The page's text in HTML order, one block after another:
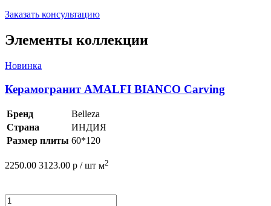
Заказать консультацию
Элементы коллекции
Новинка
Керамогранит AMALFI BIANCO Carving
Бренд
Belleza
Страна
ИНДИЯ
Размер плиты 60*120
2250.00 3123.00 р / шт м2